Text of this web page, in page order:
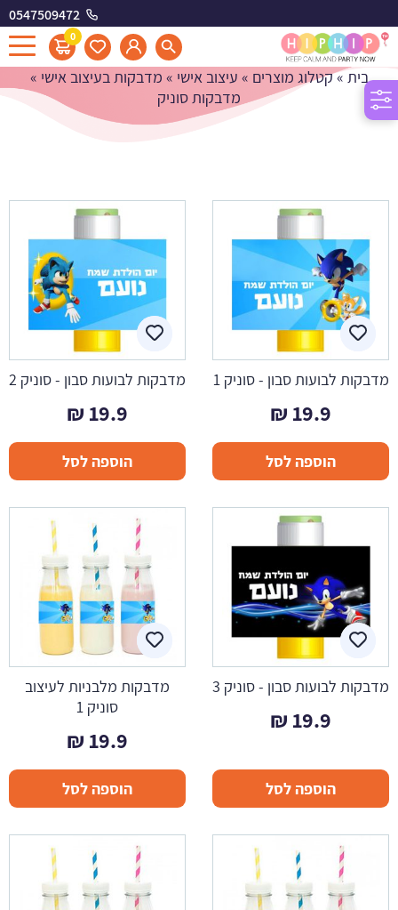
0547509472
0 מדבקות סוניק
בית»קטלוג מוצרים » עיצוב אישי » מדבקות בעיצוב אישי »
מדבקות סוניק
מדבקות לבועות סבון - סוניק 1
19.9
₪
הוספה לסל
מדבקות לבועות סבון - סוניק 2
19.9
₪
הוספה לסל
מדבקות לבועות סבון - סוניק 3
19.9
₪
הוספה לסל
מדבקות מלבניות לעיצוב
סוניק 1
19.9
₪
הוספה לסל